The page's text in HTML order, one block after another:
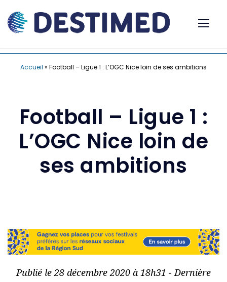
Accueil » Football – Ligue 1 : L’OGC Nice loin de ses ambitions
Football – Ligue 1 :
L’OGC Nice loin de
ses ambitions
Publié le 28 décembre 2020 à 18h31 - Dernière